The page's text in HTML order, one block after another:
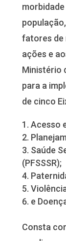
fatores de
ações e
Ministério
para a
de cinco
Acesso
Saúde
(PFSSSR);
e
Consta